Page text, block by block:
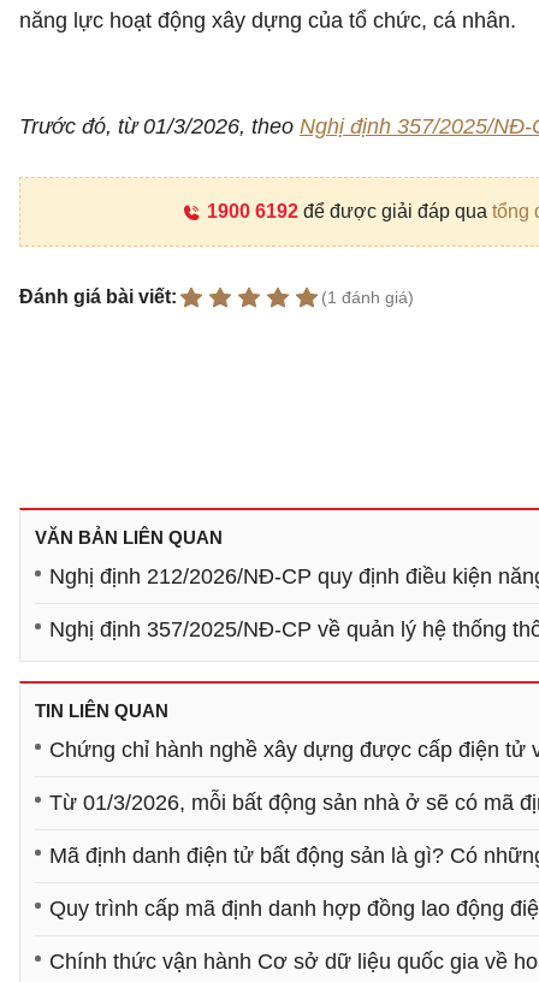
năng lực hoạt động xây dựng của tổ chức, cá nhân.
Trước đó, từ 01/3/2026, theo Nghị định 357/2025/NĐ-
1900 6192để được giải đáp qua tổng
Đánh giá bài viết: (1 đánh giá)
VĂN BẢN LIÊN QUAN
Nghị định 212/2026/NĐ-CP quy định điều kiện
Nghị định 357/2025/NĐ-CP về quản lý hệ thống
TIN LIÊN QUAN
Chứng chỉ hành nghề xây dựng được cấp điện tử
Từ 01/3/2026, mỗi bất động sản nhà ở sẽ có mã
Mã định danh điện tử bất động sản là gì? Có
Quy trình cấp mã định danh hợp đồng lao động
Chính thức vận hành Cơ sở dữ liệu quốc gia về